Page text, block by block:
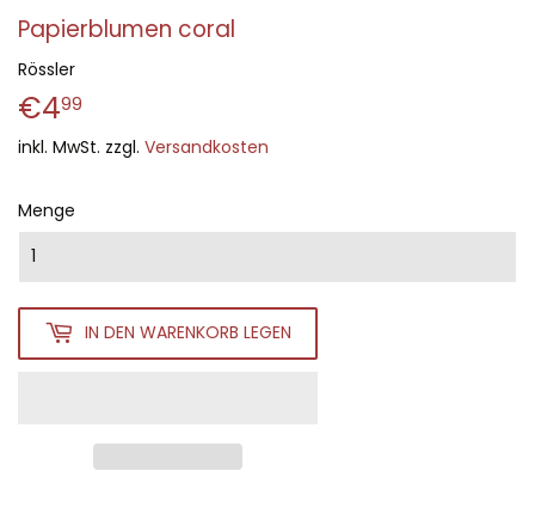
Papierblumen coral
Rössler
€499
inkl. MwSt. zzgl. Versandkosten
Menge
IN DEN WARENKORB LEGEN